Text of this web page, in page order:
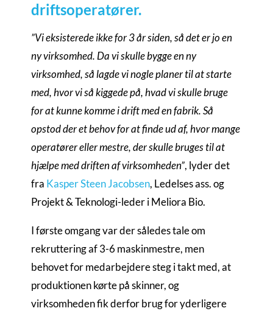
driftsoperatører.
”Vi eksisterede ikke for 3 år siden, så det er jo en
ny virksomhed. Da vi skulle bygge en ny
virksomhed, så lagde vi nogle planer til at starte
med, hvor vi så kiggede på, hvad vi skulle bruge
for at kunne komme i drift med en fabrik. Så
opstod der et behov for at finde ud af, hvor mange
operatører eller mestre, der skulle bruges til at
hjælpe med driften af virksomheden”, lyder det
fra Kasper Steen Jacobsen, Ledelses ass. og
Projekt & Teknologi-leder i Meliora Bio.
I første omgang var der således tale om
rekruttering af 3-6 maskinmestre, men
behovet for medarbejdere steg i takt med, at
produktionen kørte på skinner, og
virksomheden fik derfor brug for yderligere